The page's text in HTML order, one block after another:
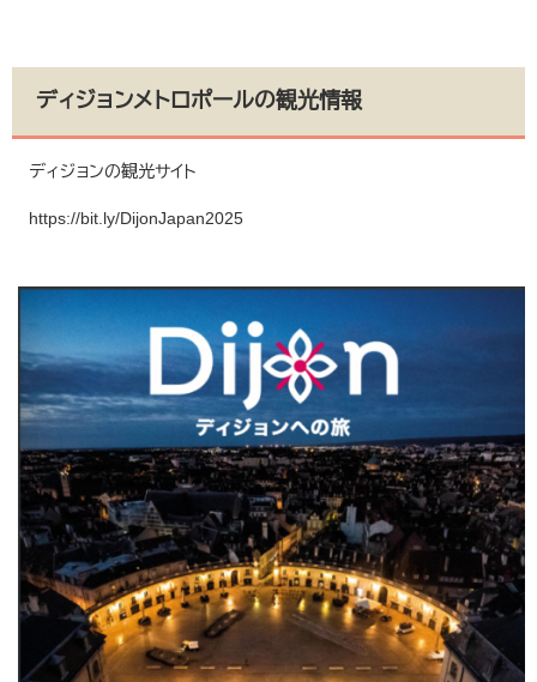
ディジョンメトロポールの観光情報
ディジョンの観光サイト
https://bit.ly/DijonJapan2025